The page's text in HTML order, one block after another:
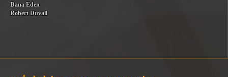
Dana Eden
Robert Duvall